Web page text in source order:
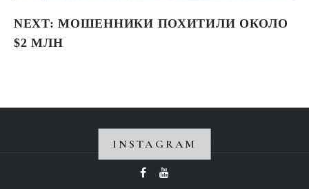
NEXT: МОШЕННИКИ ПОХИТИЛИ ОКОЛО
$2 МЛН
INSTAGRAM
Instagram не вернул 200.